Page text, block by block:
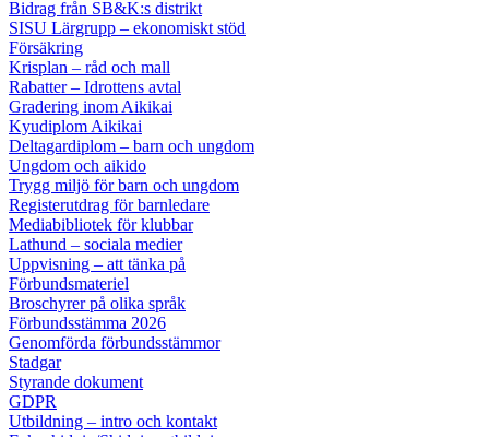
Bidrag från SB&K:s distrikt
SISU Lärgrupp – ekonomiskt stöd
Försäkring
Krisplan – råd och mall
Rabatter – Idrottens avtal
Gradering inom Aikikai
Kyudiplom Aikikai
Deltagardiplom – barn och ungdom
Ungdom och aikido
Trygg miljö för barn och ungdom
Registerutdrag för barnledare
Mediabibliotek för klubbar
Lathund – sociala medier
Uppvisning – att tänka på
Förbundsmateriel
Broschyrer på olika språk
Förbundsstämma 2026
Genomförda förbundsstämmor
Stadgar
Styrande dokument
GDPR
Utbildning – intro och kontakt